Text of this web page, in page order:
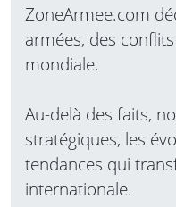
ZoneArmee.com
armées, des
mondiale.
Au-delà des faits,
stratégiques, les
tendances qui
internationale.